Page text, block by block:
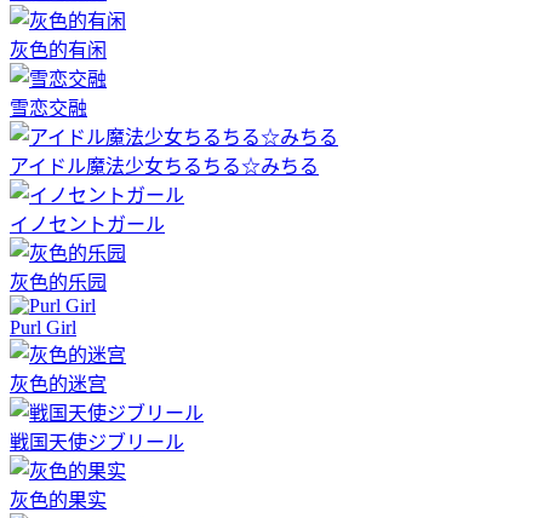
灰色的有闲
雪恋交融
アイドル魔法少女ちるちる☆みちる
イノセントガール
灰色的乐园
Purl Girl
灰色的迷宫
戦国天使ジブリール
灰色的果实